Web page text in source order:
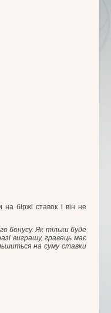
біржі ставок і він не
бонусу. Як тільки буде
виграшу, гравець має
на суму ставки